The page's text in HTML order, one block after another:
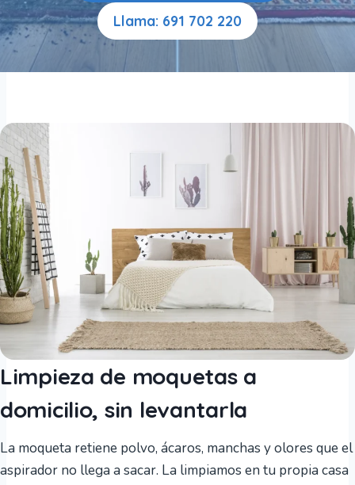
Llama: 691 702 220
Limpieza de moquetas a
domicilio, sin levantarla
La moqueta retiene polvo, ácaros, manchas y olores que el
aspirador no llega a sacar. La limpiamos en tu propia casa